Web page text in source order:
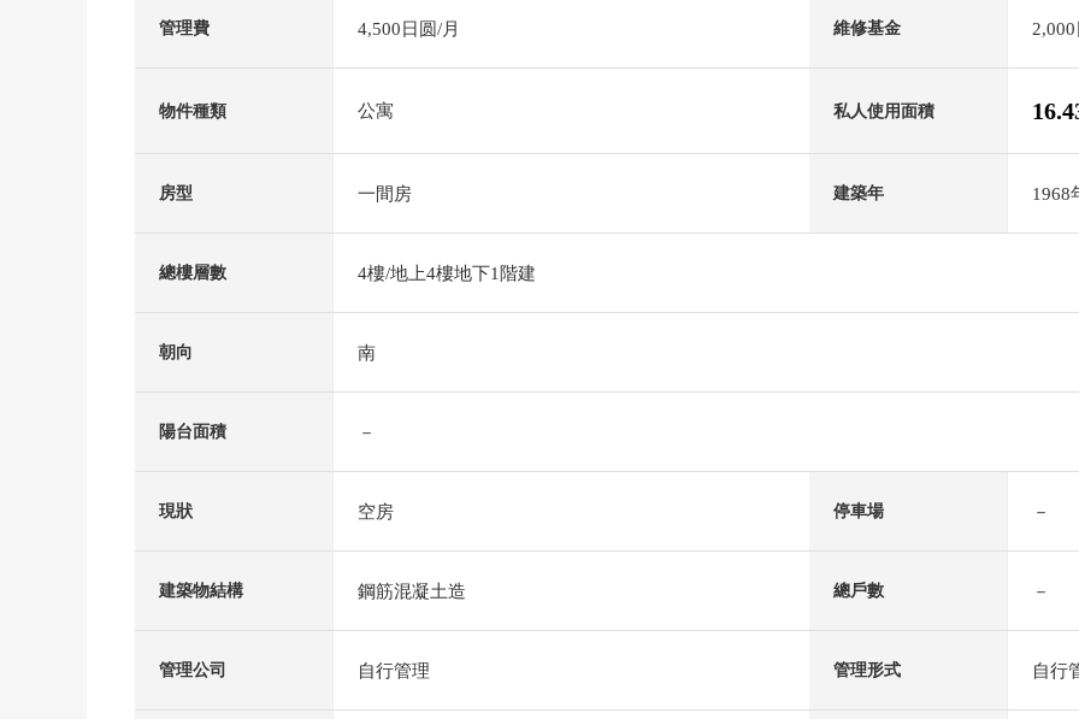
管理費 4,500日圆/月 維修基金
物件種類 公寓 私人使用面積
房型 一間房 建築年 1968
總樓層數 4樓/地上4樓地下1階建
朝向 南
陽台面積 －
現狀 空房 停車場 －
建築物結構 鋼筋混凝土造 總戶數 －
管理公司 自行管理 管理形式 自行